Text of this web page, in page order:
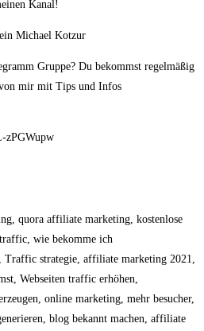
Kanal!
Michael Kotzur
Gruppe? Du bekommst regelmäßig
mir mit Tips und Infos
zPGWupw
quora affiliate marketing, kostenlose
traffic, wie bekomme ich
Traffic strategie, affiliate marketing 2021,
Webseiten traffic erhöhen,
online marketing, mehr besucher,
blog bekannt machen, affiliate